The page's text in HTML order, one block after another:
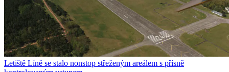
Letiště Líně se stalo nonstop střeženým areálem s přísně